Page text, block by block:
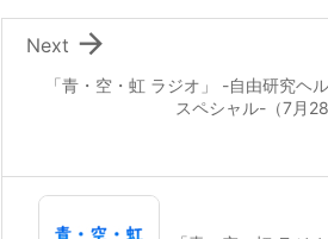
「青・空・虹 ラジオ」 -自由研究ヘ
スペシャル-（7月28

Next